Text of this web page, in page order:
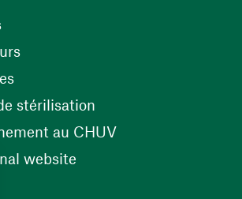
(ouvre une nouvelle fenêtre)
stérilisation
au CHUV(ouvre une
website